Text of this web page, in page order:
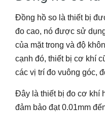
Đồng hồ so là thiết bị
đo cao, nó được sử
của mặt trong và độ
cạnh đó, thiết bị cơ khí
các vị trí đo vuông góc,
Đây là thiết bị đo cơ khí
đảm bảo đạt 0.01mm